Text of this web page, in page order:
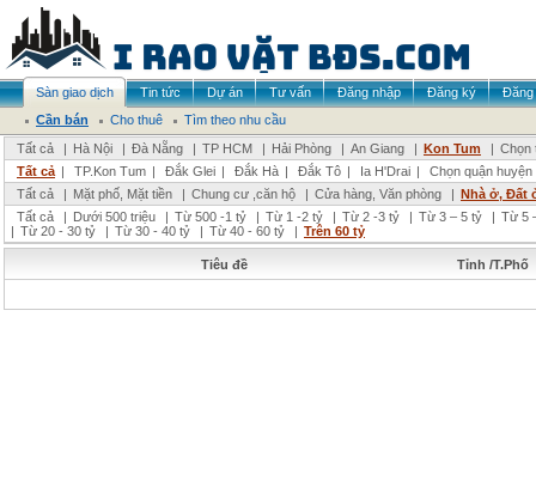
Sàn giao dịch Tin tức Dự án Tư vấn Đăng nhập Đăng ký
Đăng
Cần bán
Cho thuê
Tìm theo nhu cầu
Tất cả
| Hà Nội | Đà Nẵng | TP HCM | Hải Phòng | An Giang | Kon Tum | Chọn
Tất cả | TP.Kon Tum | Đắk Glei | Đắk Hà | Đắk Tô | Ia H'Drai |
Chọn quận huyện
Tất cả
| Mặt phố, Mặt tiền | Chung cư ,căn hộ | Cửa hàng, Văn phòng | Nhà ở, Đất
Tất cả
| Dưới 500 triệu | Từ 500 -1 tỷ | Từ 1 -2 tỷ | Từ 2 -3 tỷ | Từ 3 – 5 tỷ | Từ 5
| Từ 20 - 30 tỷ | Từ 30 - 40 tỷ | Từ 40 - 60 tỷ | Trên 60 tỷ
Tiêu đề Tỉnh /T.Phố